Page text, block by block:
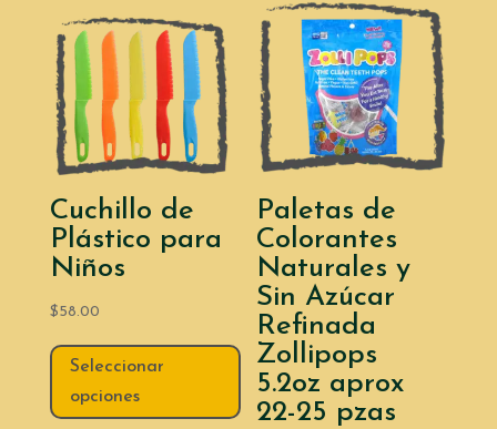
Cuchillo de
Plástico para
Niños
$58.00
Seleccionar
opciones
Paletas de
Colorantes
Naturales y
Sin Azúcar
Refinada
Zollipops
5.2oz aprox
22-25 pzas